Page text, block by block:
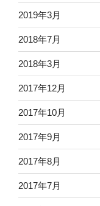
2019年3月
2018年7月
2018年3月
2017年12月
2017年10月
2017年9月
2017年8月
2017年7月